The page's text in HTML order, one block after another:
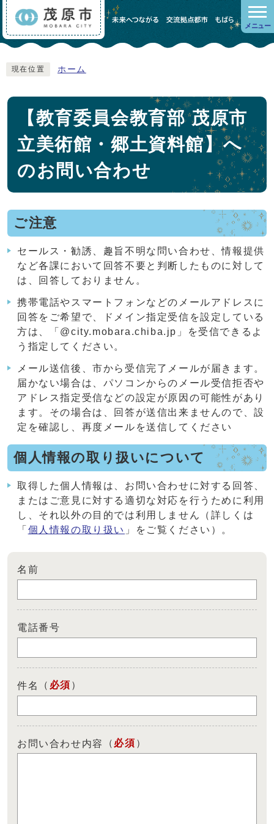
メニュー
現在位置 ホーム
【教育委員会教育部 茂原市
立美術館・郷土資料館】へ
のお問い合わせ
ご注意
セールス・勧誘、趣旨不明な問い合わせ、情報提供
など各課において回答不要と判断したものに対して
は、回答しておりません。
携帯電話やスマートフォンなどのメールアドレスに
回答をご希望で、ドメイン指定受信を設定している
方は、「@city.mobara.chiba.jp」を受信できるよ
う指定してください。
メール送信後、市から受信完了メールが届きます。
届かない場合は、パソコンからのメール受信拒否や
アドレス指定受信などの設定が原因の可能性があり
ます。その場合は、回答が送信出来ませんので、設
定を確認し、再度メールを送信してください
個人情報の取り扱いについて
取得した個人情報は、お問い合わせに対する回答、
またはご意見に対する適切な対応を行うために利用
し、それ以外の目的では利用しません（詳しくは
「 個人情報の取り扱い 」をご覧ください）。
名前
電話番号
件名 （ 必須 ）
お問い合わせ内容 （ 必須 ）